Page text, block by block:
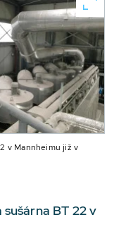
v Mannheimu již v
BT 22 v